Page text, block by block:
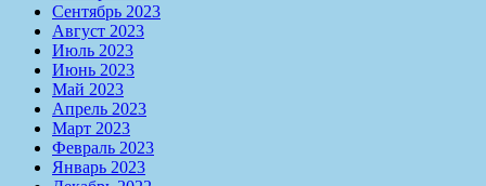
Сентябрь 2023
Август 2023
Июль 2023
Июнь 2023
Май 2023
Апрель 2023
Март 2023
Февраль 2023
Январь 2023